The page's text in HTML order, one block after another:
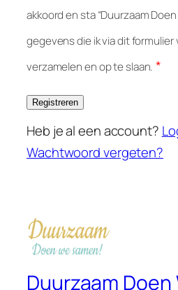
akkoord en sta “Duurzaam
gegevens die ik via dit formulier
verzamelen en op te slaan. *
Heb je al een account?
Wachtwoord vergeten?
Duurzaam Doen